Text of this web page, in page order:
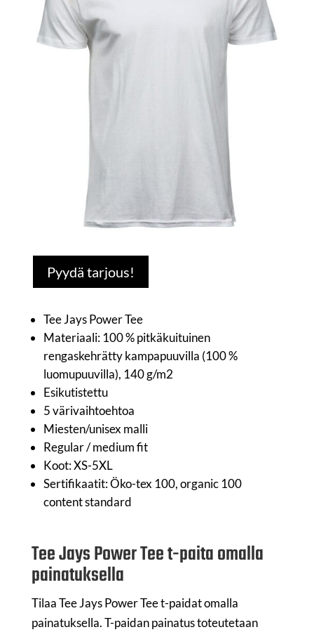
Pyydä tarjous!
Tee Jays Power Tee
Materiaali: 100 % pitkäkuituinen
rengaskehrätty kampapuuvilla (100 %
luomupuuvilla), 140 g/m2
Esikutistettu
5 värivaihtoehtoa
Miesten/unisex malli
Regular / medium fit
Koot: XS-5XL
Sertifikaatit: Öko-tex 100, organic 100
content standard
Tee Jays Power Tee t-paita omalla
painatuksella
Tilaa Tee Jays Power Tee t-paidat omalla
painatuksella. T-paidan painatus toteutetaan